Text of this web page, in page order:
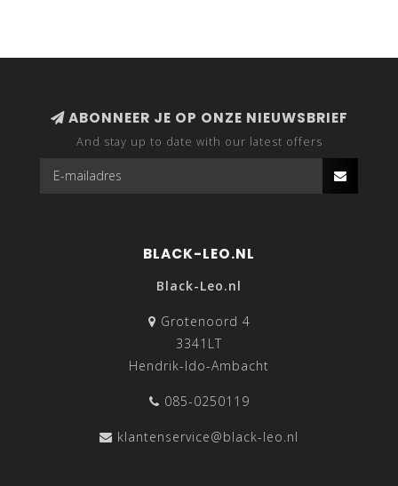
ABONNEER JE OP ONZE NIEUWSBRIEF
And stay up to date with our latest offers
BLACK-LEO.NL
Black-Leo.nl
Grotenoord 4
3341LT
Hendrik-Ido-Ambacht
085-0250119
klantenservice@black-leo.nl